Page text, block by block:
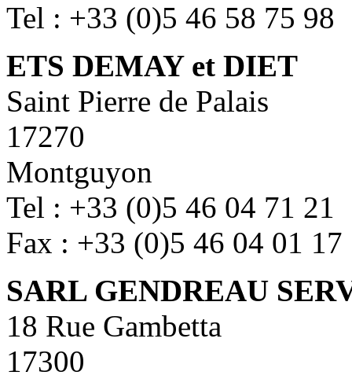
Tel : +33 (0)5 46 58 75 98
ETS DEMAY et DIET
Saint Pierre de Palais
17270
Montguyon
Tel : +33 (0)5 46 04 71 21
Fax : +33 (0)5 46 04 01 17
SARL GENDREAU
18 Rue Gambetta
17300